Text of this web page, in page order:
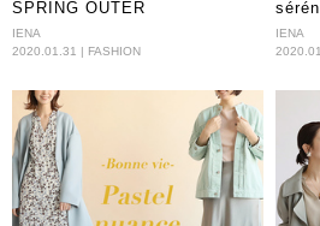
SPRING OUTER
IENA
2020.01.31 | FASHION
IENA